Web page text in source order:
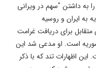
به داشتن "سهم در ویرانی
ایران و روسیه
برای دریافت غرامت
است. او مدعی شد این
اظهارات تند که با ذکر